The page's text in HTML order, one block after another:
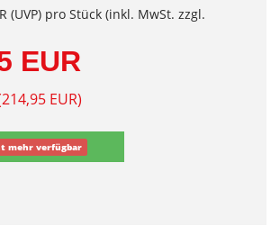
(UVP) pro Stück (inkl. MwSt. zzgl.
EUR
EUR)
mehr verfügbar